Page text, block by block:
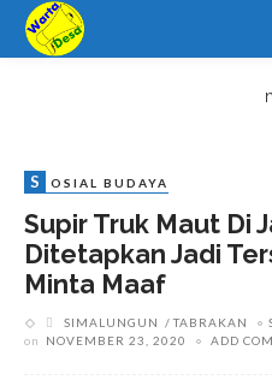
n
S OSIAL BUDAYA
Supir Truk Maut Di
Ditetapkan Jadi
Minta Maaf
SIMALUNGUN TABRAKAN
on
NOVEMBER 23, 2020 ADD